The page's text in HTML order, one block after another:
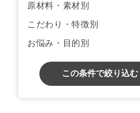
原材料・素材別
こだわり・特徴別
お悩み・目的別
この条件で絞り込む